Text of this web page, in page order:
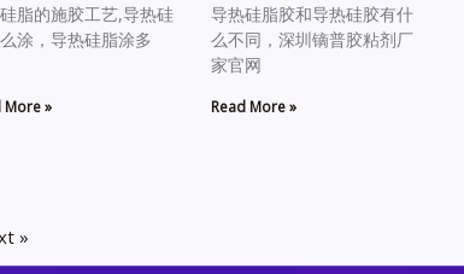
脂的施胶工艺,导热硅
涂，导热硅脂涂多
More »
导热硅脂胶和导热硅胶有什
么不同，深圳镝普胶粘剂厂
家官网
Read More »
»